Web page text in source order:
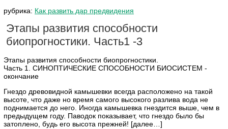
рубрика: Как развить дар предвидения
Этапы развития способности
биопрогностики. Часть1 -3
Этапы развития способности биопрогностики.
Часть 1. СИНОПТИЧЕСКИЕ СПОСОБНОСТИ БИОСИСТЕМ -
окончание
Гнездо древовидной камышевки всегда расположено на такой
высоте, что даже но время самого высокого разлива вода не
поднимается до него. Иногда камышевка гнездится выше, чем в
предыдущем году. Паводок показывает, что гнездо было бы
затоплено, будь его высота прежней! [далее…]